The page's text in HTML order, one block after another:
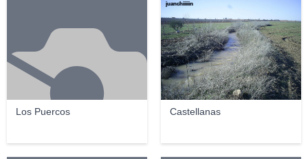
Los Puercos Castellanas
juanchiiiiin